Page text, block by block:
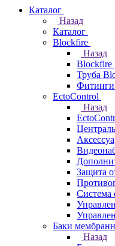
Каталог
Назад
Каталог
Blockfire
Назад
Blockfire
Труба
EctoControl
Назад
Защита
Система
Баки
Назад